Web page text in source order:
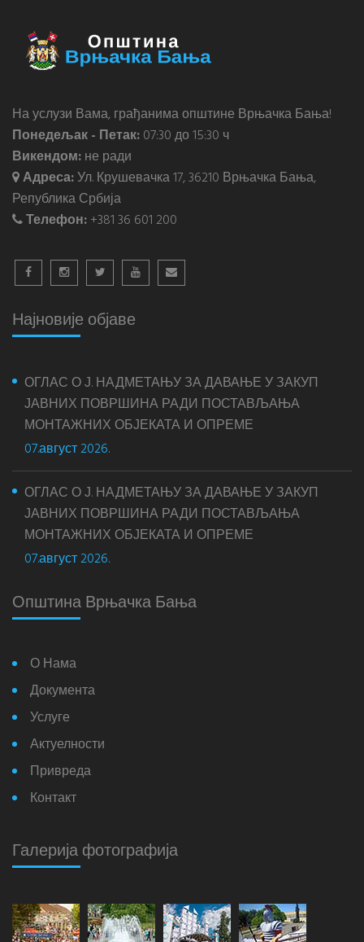
На услузи Вама, грађанима општине Врњачка Бања!
Понедељак - Петак:07:30 до 15:30 ч
Викендом:не ради
Адреса:Ул. Крушевачка 17, 36210 Врњачка Бања,
Република Србија
Телефон:+381 36 601 200
Најновије објаве
ОГЛАС О Ј. НАДМЕТАЊУ ЗА ДАВАЊЕ У ЗАКУП
ЈАВНИХ ПОВРШИНА РАДИ ПОСТАВЉАЊА
МОНТАЖНИХ ОБЈЕКАТА И ОПРЕМЕ
07.август 2026.
ОГЛАС О Ј. НАДМЕТАЊУ ЗА ДАВАЊЕ У ЗАКУП
ЈАВНИХ ПОВРШИНА РАДИ ПОСТАВЉАЊА
МОНТАЖНИХ ОБЈЕКАТА И ОПРЕМЕ
07.август 2026.
Општина Врњачка Бања
О Нама
Документа
Услуге
Актуелности
Привреда
Контакт
Галерија фотографија